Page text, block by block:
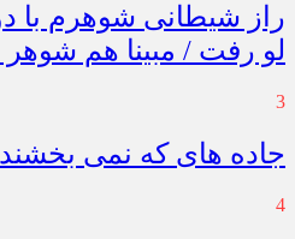
راز شیطانی شوهرم
لو رفت / مبینا هم
3
جاده های که نمی بخشند
4